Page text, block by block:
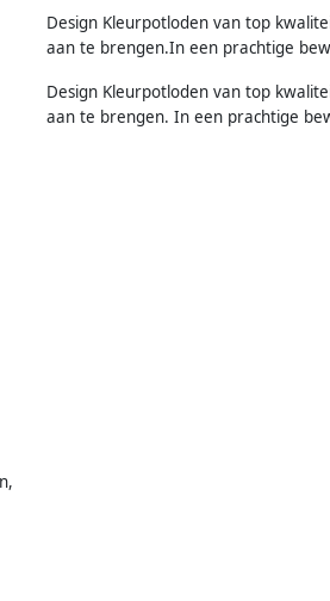
Design Kleurpotloden van top
aan te brengen.In een prachtige
Design Kleurpotloden van top
aan te brengen. In een prachtige